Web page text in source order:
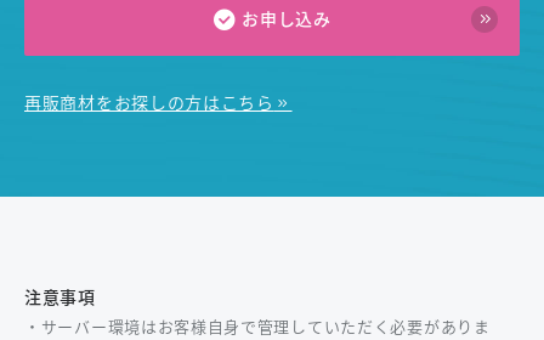
お申し込み
再販商材をお探しの方はこちら
注意事項
・サーバー環境はお客様自身で管理していただく必要がありま